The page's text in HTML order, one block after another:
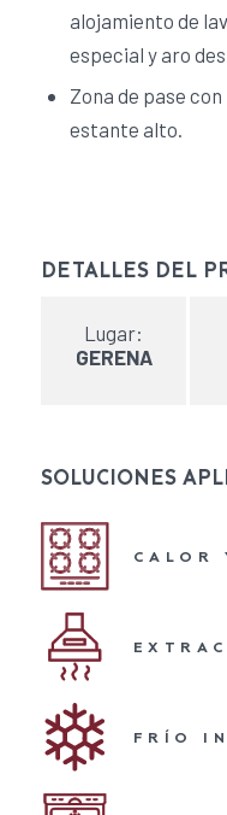
alojamiento de
especial y aro
Zona de pase
estante alto.
DETALLES DEL
Lugar:
GERENA
SOLUCIONES
CALOR
FRÍO